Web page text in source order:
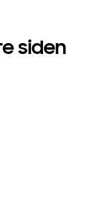
siden